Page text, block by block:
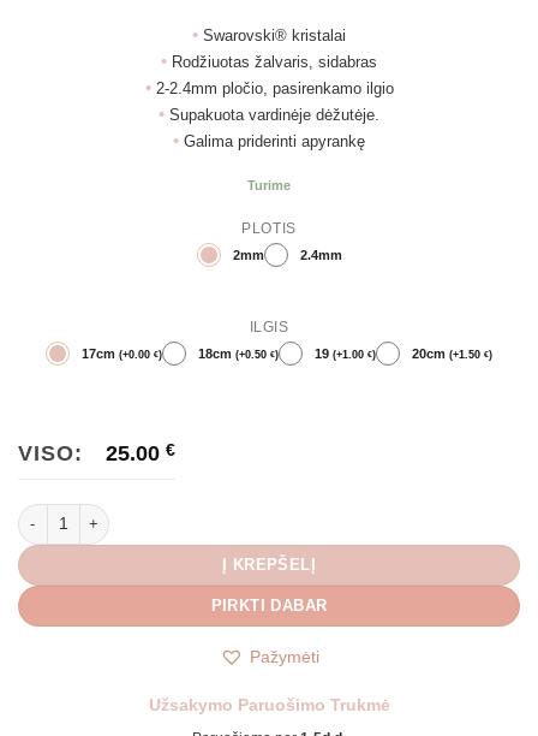
• Swarovski® kristalai
• Rodžiuotas žalvaris, sidabras
• 2-2.4mm pločio, pasirenkamo ilgio
• Supakuota vardinėje dėžutėje.
• Galima priderinti apyrankę
Turime
PLOTIS
2mm 2.4mm
ILGIS
17cm (+0.00 €) 18cm (+0.50 €) 19 (+1.00 €) 20cm (+1.50 €)
VISO: 25.00 €
produkto kiekis: Minimalistinė Tennis stiliaus apyrankė
Į KREPŠELĮ
PIRKTI DABAR
Pažymėti
Užsakymo Paruošimo Trukmė